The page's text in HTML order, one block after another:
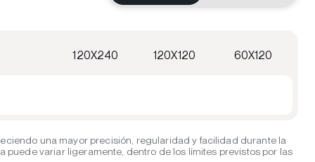
120X240 120X120 60X120
una mayor precisión, regularidad y facilidad durante la
variar ligeramente, dentro de los límites previstos por las